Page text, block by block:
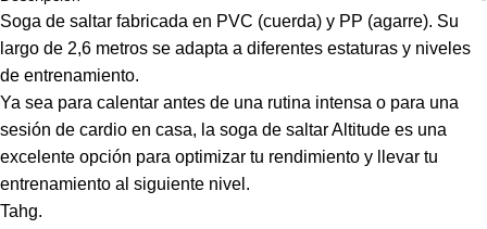
Soga de saltar fabricada en PVC (cuerda) y PP (agarre). Su
largo de 2,6 metros se adapta a diferentes estaturas y niveles
de entrenamiento.
Ya sea para calentar antes de una rutina intensa o para una
sesión de cardio en casa, la soga de saltar Altitude es una
excelente opción para optimizar tu rendimiento y llevar tu
entrenamiento al siguiente nivel.
Tahg.